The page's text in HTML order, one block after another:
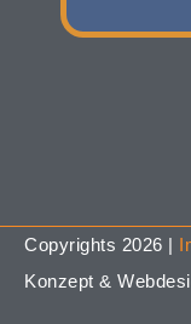
Copyrights 2026 |
Konzept &